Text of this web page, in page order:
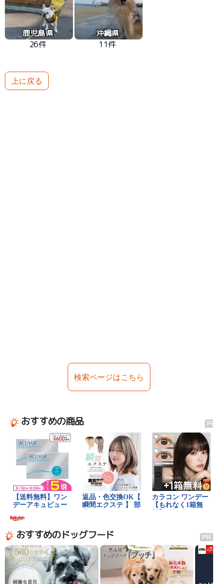
鹿児島県
26件
沖縄県
11件
上に戻る
検索ページはこちら
おすすめの商品
おすすめのドッグフード